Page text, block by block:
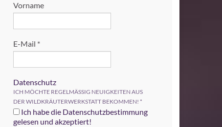
Vorname
E-Mail *
Datenschutz
ICH MÖCHTE REGELMÄSSIG NEUIGKEITEN AUS
DER WILDKRÄUTERWERKSTATT BEKOMMEN! *
Ich habe die Datenschutzbestimmung
gelesen und akzeptiert!